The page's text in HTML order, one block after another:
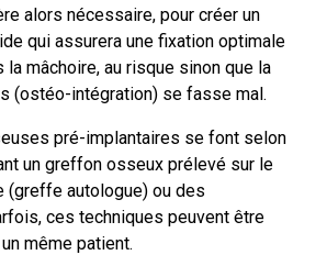
alors nécessaire, pour créer un
qui assurera une fixation optimale
la mâchoire, au risque sinon que la
(ostéo-intégration) se fasse mal.
pré-implantaires se font selon
un greffon osseux prélevé sur le
(greffe autologue) ou des
ces techniques peuvent être
même patient.